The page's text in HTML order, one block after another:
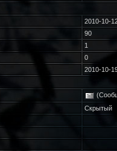
2010-10-
90
1
0
2010-10-
Скрытый